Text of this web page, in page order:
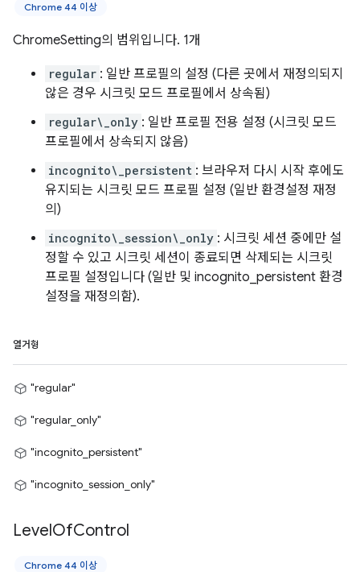
Chrome 44 이상
ChromeSetting의 범위입니다. 1개
regular : 일반 프로필의 설정 (다른 곳에서 재정의되지
않은 경우 시크릿 모드 프로필에서 상속됨)
regular\_only : 일반 프로필 전용 설정 (시크릿 모드
프로필에서 상속되지 않음)
incognito\_persistent : 브라우저 다시 시작 후에도
유지되는 시크릿 모드 프로필 설정 (일반 환경설정 재정
의)
incognito\_session\_only : 시크릿 세션 중에만 설
정할 수 있고 시크릿 세션이 종료되면 삭제되는 시크릿
프로필 설정입니다 (일반 및 incognito_persistent 환경
설정을 재정의함).
열거형
"regular"
"regular_only"
"incognito_persistent"
"incognito_session_only"
LevelOfControl
Chrome 44 이상